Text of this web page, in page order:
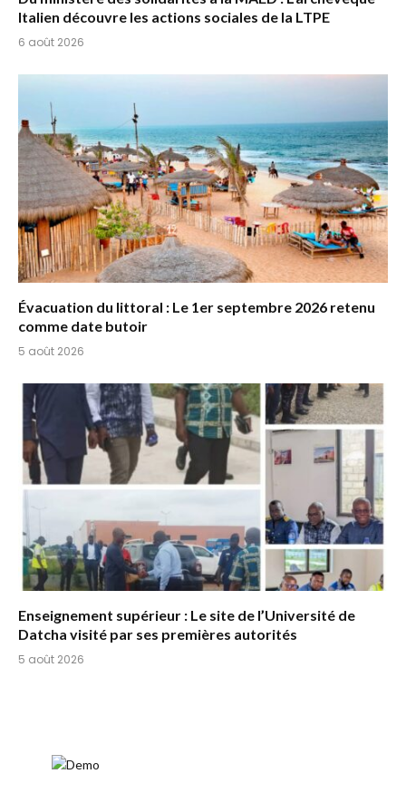
Italien découvre les actions sociales de la LTPE
6 août 2026
Évacuation du littoral : Le 1er septembre 2026 retenu
comme date butoir
5 août 2026
Enseignement supérieur : Le site de l’Université de
Datcha visité par ses premières autorités
5 août 2026